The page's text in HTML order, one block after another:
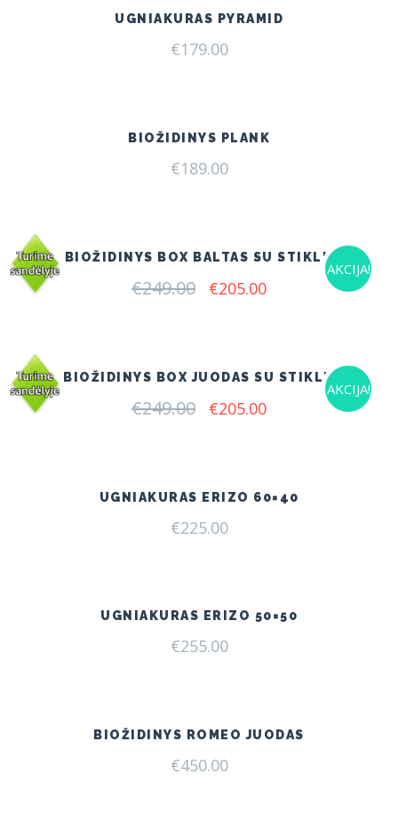
UGNIAKURAS PYRAMID
€179.00
BIOŽIDINYS PLANK
€189.00
AKCIJA!
BIOŽIDINYS BOX BALTAS SU STIKLU
€249.00 Original
€205.00Current
AKCIJA!
BIOŽIDINYS BOX JUODAS SU STIKLU
€249.00 Original
€205.00Current
UGNIAKURAS ERIZO 60×40
€225.00
UGNIAKURAS ERIZO 50×50
€255.00
BIOŽIDINYS ROMEO JUODAS
€450.00